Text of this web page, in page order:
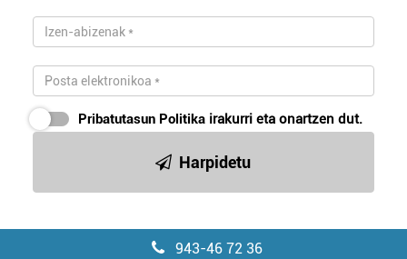
Pribatutasun Politika irakurri eta onartzen dut.
Harpidetu
943-46 72 36